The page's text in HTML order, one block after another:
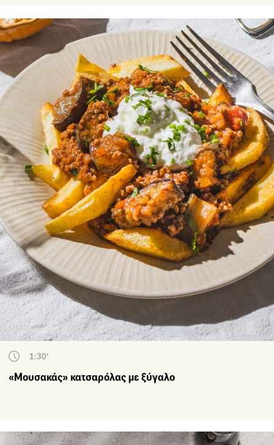
1:30'
«Μουσακάς» κατσαρόλας με ξύγαλο